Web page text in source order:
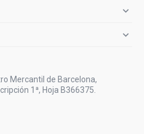


Mercantil de Barcelona,
1ª, Hoja B366375.